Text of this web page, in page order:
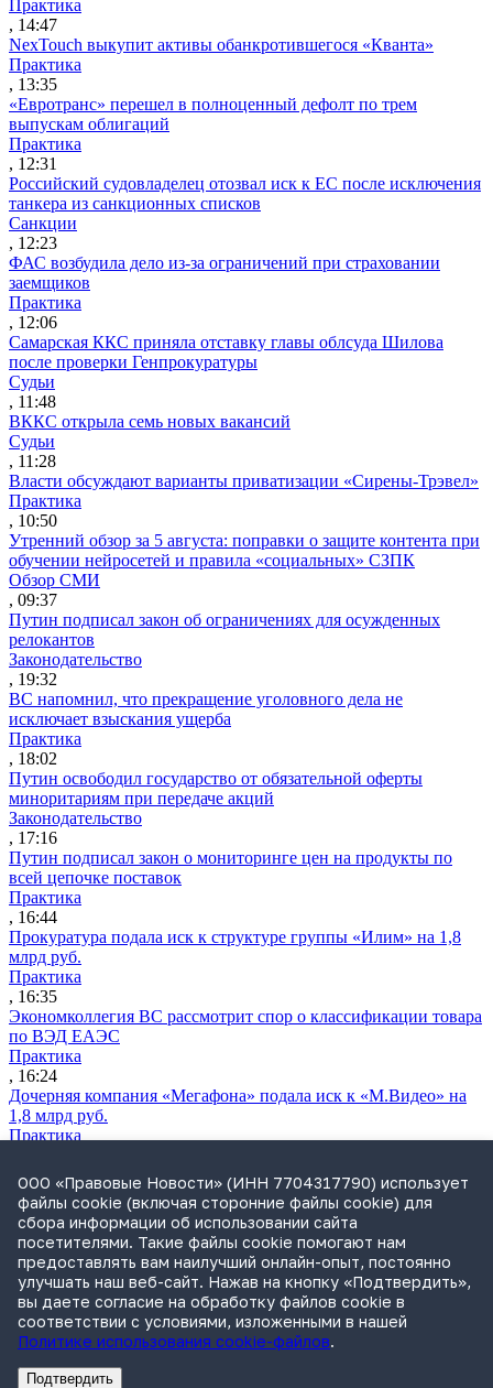
Практика
, 14:47
NexTouch выкупит активы обанкротившегося «Кванта»
Практика
, 13:35
«Евротранс» перешел в полноценный дефолт по трем
выпускам облигаций
Практика
, 12:31
Российский судовладелец отозвал иск к ЕС после исключения
танкера из санкционных списков
Санкции
, 12:23
ФАС возбудила дело из-за ограничений при страховании
заемщиков
Практика
, 12:06
Самарская ККС приняла отставку главы облсуда Шилова
после проверки Генпрокуратуры
Судьи
, 11:48
ВККС открыла семь новых вакансий
Судьи
, 11:28
Власти обсуждают варианты приватизации «Сирены-Трэвел»
Практика
, 10:50
Утренний обзор за 5 августа: поправки о защите контента при
обучении нейросетей и правила «социальных» СЗПК
Обзор СМИ
, 09:37
Путин подписал закон об ограничениях для осужденных
релокантов
Законодательство
, 19:32
ВС напомнил, что прекращение уголовного дела не
исключает взыскания ущерба
Практика
, 18:02
Путин освободил государство от обязательной оферты
миноритариям при передаче акций
Законодательство
, 17:16
Путин подписал закон о мониторинге цен на продукты по
всей цепочке поставок
Практика
, 16:44
Прокуратура подала иск к структуре группы «Илим» на 1,8
млрд руб.
Практика
, 16:35
Экономколлегия ВС рассмотрит спор о классификации товара
по ВЭД ЕАЭС
Практика
, 16:24
Дочерняя компания «Мегафона» подала иск к «М.Видео» на
1,8 млрд руб.
Практика
СИП проверит отмену патента на систему управления
устройствами после возражений «Яндекса»
Практика
, 15:17
Суды 10 стран рассматривают иски российской «дочки»
Google о возврате дивидендов
Международная практика
, 14:09
ООО «Правовые Новости» (ИНН 7704317790) использует
файлы cookie (включая сторонние файлы cookie) для
сбора информации об использовании сайта
посетителями. Такие файлы cookie помогают нам
предоставлять вам наилучший онлайн-опыт, постоянно
улучшать наш веб-сайт. Нажав на кнопку «Подтвердить»,
вы даете согласие на обработку файлов cookie в
соответствии с условиями, изложенными в нашей
Политике использования cookie-файлов.
Подтвердить